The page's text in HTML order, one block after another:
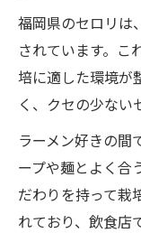
福岡県のセロリは
されています。こ
培に適した環境が
く、クセの少ない
ラーメン好きの間
ープや麺とよく合
だわりを持って栽
れており、飲食店